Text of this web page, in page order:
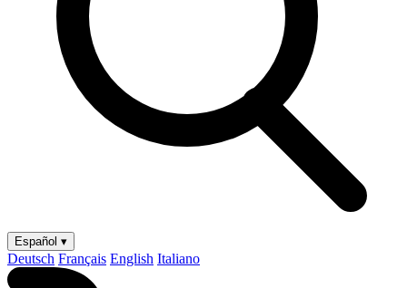
Español ▾
Deutsch Français English Italiano